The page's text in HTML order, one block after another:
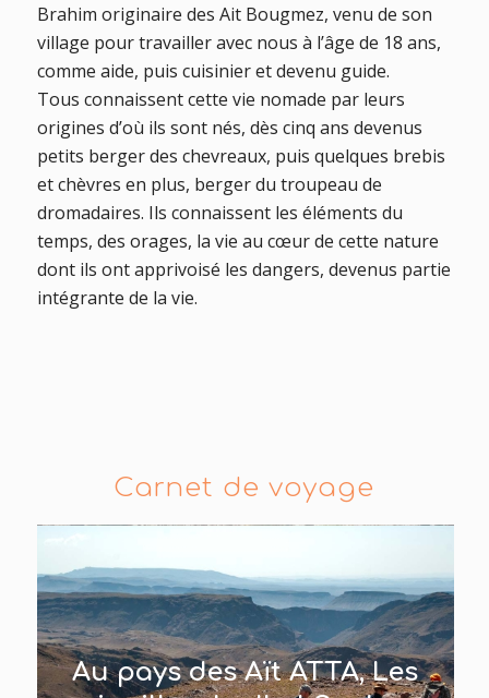
Brahim originaire des Ait Bougmez, venu de son
village pour travailler avec nous à l’âge de 18 ans,
comme aide, puis cuisinier et devenu guide.
Tous connaissent cette vie nomade par leurs
origines d’où ils sont nés, dès cinq ans devenus
petits berger des chevreaux, puis quelques brebis
et chèvres en plus, berger du troupeau de
dromadaires. Ils connaissent les éléments du
temps, des orages, la vie au cœur de cette nature
dont ils ont apprivoisé les dangers, devenus partie
intégrante de la vie.
Carnet de voyage
Au pays des Aït ATTA, Les